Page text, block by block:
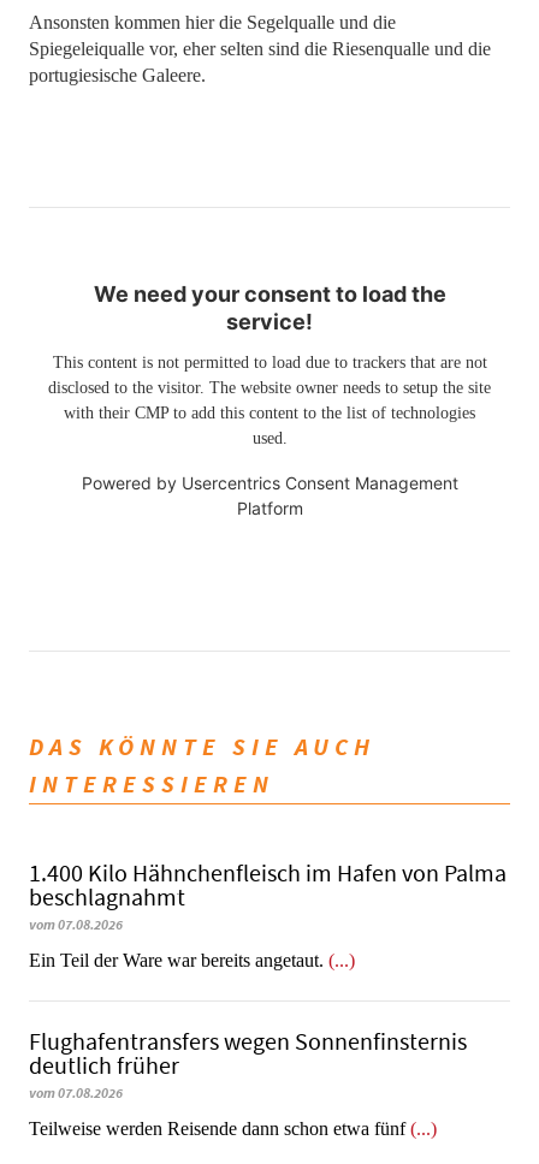
Ansonsten kommen hier die Segelqualle und die
Spiegeleiqualle vor, eher selten sind die Riesenqualle und die
portugiesische Galeere.
We need your consent to load the
service!
This content is not permitted to load due to trackers that are not
disclosed to the visitor. The website owner needs to setup the site
with their CMP to add this content to the list of technologies
used.
Powered by Usercentrics Consent Management
Platform
DAS KÖNNTE SIE AUCH
INTERESSIEREN
1.400 Kilo Hähnchenfleisch im Hafen von Palma
beschlagnahmt
vom 07.08.2026
​​​​​​​Ein Teil der Ware war bereits angetaut. (...)
Flughafentransfers wegen Sonnenfinsternis
deutlich früher
vom 07.08.2026
Teilweise werden Reisende dann schon etwa fünf(...)